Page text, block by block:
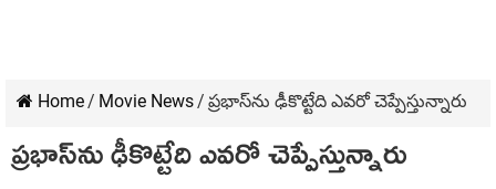
Home/ Movie News/ ప్రభాస్‌ను ఢీకొట్టేది ఎవరో చెప్పేస్తున్నారు
ప్రభాస్‌ను ఢీకొట్టేది ఎవరో చెప్పేస్తున్నారు